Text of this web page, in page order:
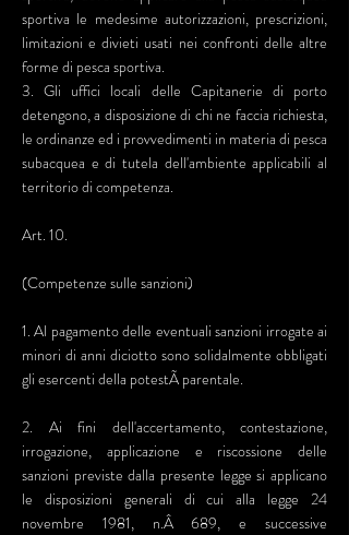
sportiva le medesime autorizzazioni, prescrizioni,
limitazioni e divieti usati nei confronti delle altre
forme di pesca sportiva.
3. Gli uffici locali delle Capitanerie di porto
detengono, a disposizione di chi ne faccia richiesta,
le ordinanze ed i provvedimenti in materia di pesca
subacquea e di tutela dell'ambiente applicabili al
territorio di competenza.
Art. 10.
(Competenze sulle sanzioni)
1. Al pagamento delle eventuali sanzioni irrogate ai
minori di anni diciotto sono solidalmente obbligati
gli esercenti della potestÃ parentale.
2. Ai fini dell'accertamento, contestazione,
irrogazione, applicazione e riscossione delle
sanzioni previste dalla presente legge si applicano
le disposizioni generali di cui alla legge 24
novembre 1981, n.Â 689, e successive